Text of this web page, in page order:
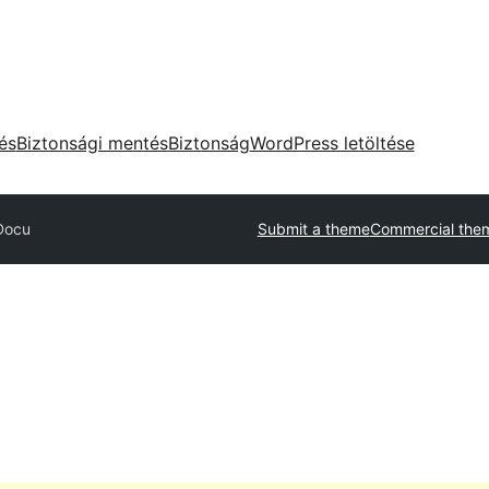
Biztonsági mentésBiztonságWordPress letöltése
Submit a themeCommercial